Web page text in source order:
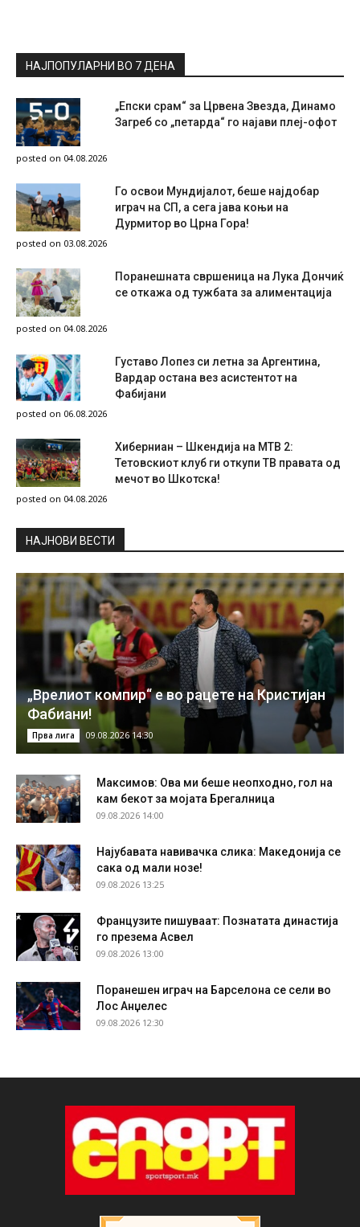
НАЈПОПУЛАРНИ ВО 7 ДЕНА
„Епски срам“ за Црвена Звезда, Динамо
Загреб со „петарда“ го најави плеј-офот
posted on 04.08.2026
Го освои Мундијалот, беше најдобар
играч на СП, а сега јава коњи на
Дурмитор во Црна Гора!
posted on 03.08.2026
Поранешната свршеница на Лука Дончиќ
се откажа од тужбата за алиментација
posted on 04.08.2026
Густаво Лопез си летна за Аргентина,
Вардар остана вез асистентот на
Фабијани
posted on 06.08.2026
Хиберниан – Шкендија на МТВ 2:
Тетовскиот клуб ги откупи ТВ правата од
мечот во Шкотска!
posted on 04.08.2026
НAЈНОВИ ВЕСТИ
„Врелиот компир“ е во рацете на Кристијан
Фабиани!
Прва лига 09.08.2026 14:30
Максимов: Ова ми беше неопходно, гол на
кам бекот за мојата Брегалница
09.08.2026 14:00
Најубавата навивачка слика: Македонија се
сака од мали нозе!
09.08.2026 13:25
Французите пишуваат: Познатата династија
го презема Асвел
09.08.2026 13:00
Поранешен играч на Барселона се сели во
Лос Анџелес
09.08.2026 12:30